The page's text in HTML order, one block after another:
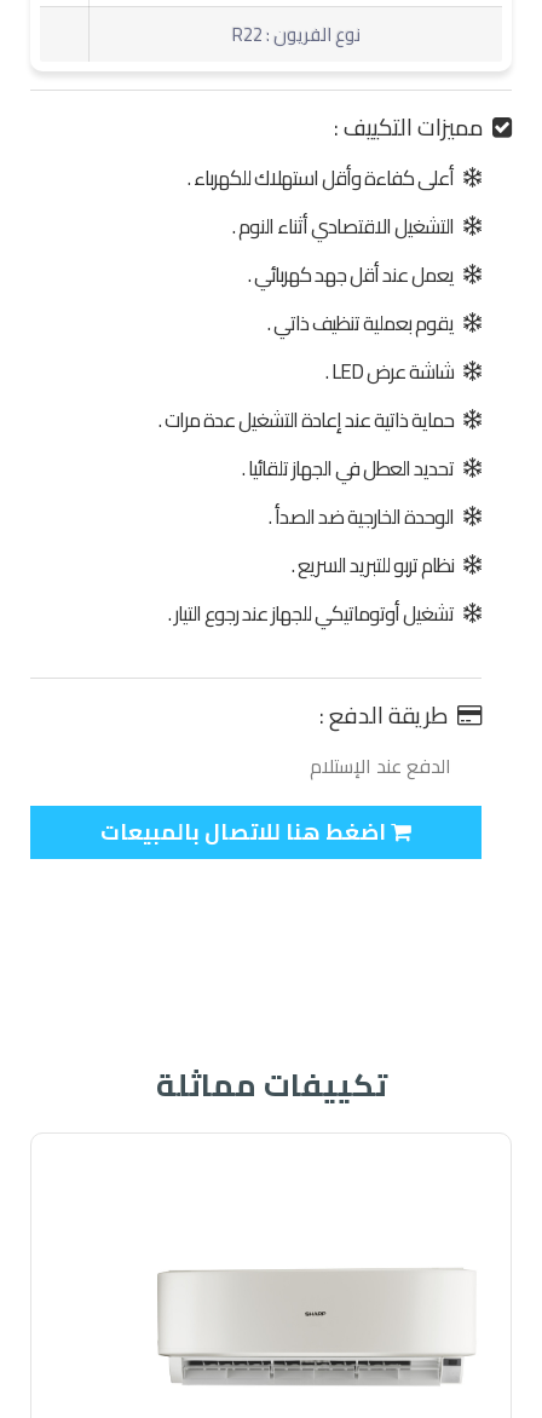
نوع الفريون : R22
مميزات التكييف :
أعلى كفاءة وأقل استهلاك للكهرباء .
التشغيل الاقتصادي أثناء النوم .
يعمل عند أقل جهد كهربائي .
يقوم بعملية تنظيف ذاتي .
شاشة عرض LED .
حماية ذاتية عند إعادة التشغيل عدة مرات .
تحديد العطل في الجهاز تلقائيا .
الوحدة الخارجية ضد الصدأ .
نظام تربو للتبريد السريع .
تشغيل أوتوماتيكي للجهاز عند رجوع التيار .
طريقة الدفع :
الدفع عند الإستلام
اضغط هنا للاتصال بالمبيعات
تكييفات مماثلة